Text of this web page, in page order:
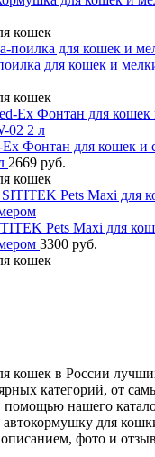
кошек
для кошек и
кошек
Фонтан для кошек и
2669 руб.
кошек
Pets Maxi для
3300 руб.
кошек
кошек в России
категорий, от
нашего
для
фото и